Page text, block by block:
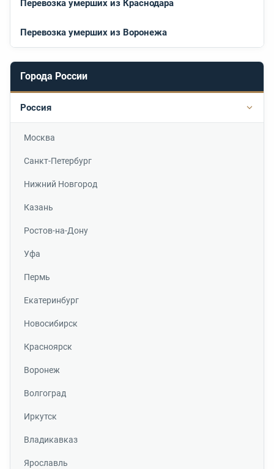
Перевозка умерших из Краснодара
Перевозка умерших из Воронежа
Города России
Россия
Москва
Санкт-Петербург
Нижний Новгород
Казань
Ростов-на-Дону
Уфа
Пермь
Екатеринбург
Новосибирск
Красноярск
Воронеж
Волгоград
Иркутск
Владикавказ
Ярославль